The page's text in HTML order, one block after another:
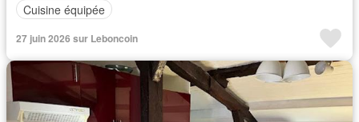
Cuisine équipée
27 juin 2026 sur Leboncoin